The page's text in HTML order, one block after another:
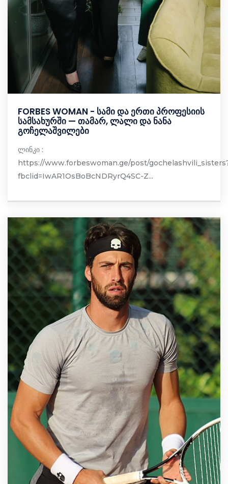
FORBES WOMAN - სამი და ერთი პროფესიის
სამსახურში — თამარ, ლალი და ნანა
გოჩელაშვილები
ლინკი :
https://www.forbeswoman.ge/post/
fbclid=IwAR1OsBoBcNDRyrQ4SC-Z...